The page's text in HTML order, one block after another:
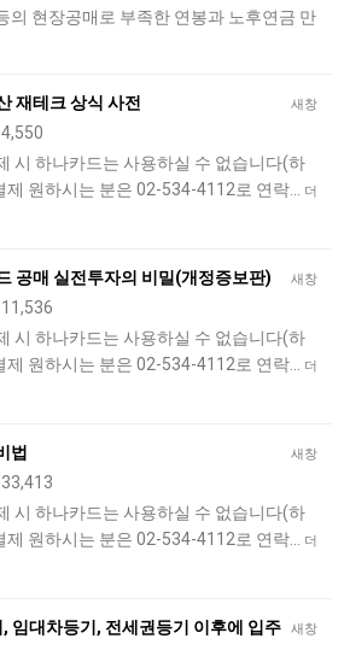
의 현장공매로 부족한 연봉과 노후연금 만
새창
재테크 상식 사전
시 하나카드는 사용하실 수 없습니다(하
제 원하시는 분은 02-534-4112로 연락…
더
새창
공매 실전투자의 비밀(개정증보판)
시 하나카드는 사용하실 수 없습니다(하
제 원하시는 분은 02-534-4112로 연락…
더
새창
법
시 하나카드는 사용하실 수 없습니다(하
제 원하시는 분은 02-534-4112로 연락…
더
새창
임대차등기, 전세권등기 이후에 입주